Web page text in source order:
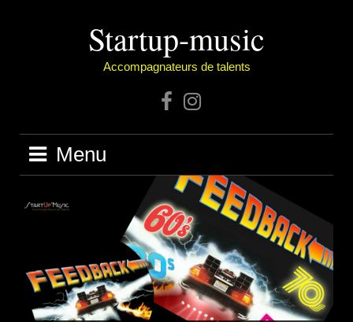
Startup-music
Accompagnateurs de talents
FacebookInstagram
Menu